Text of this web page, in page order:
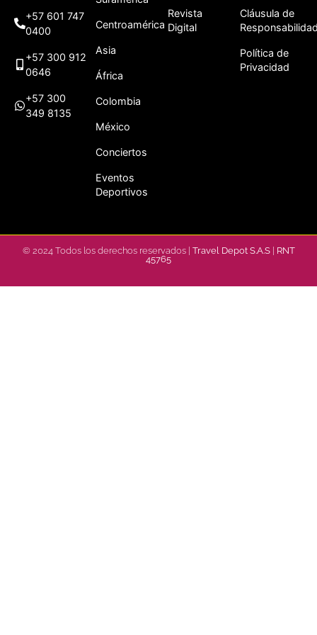
+57 601 747
0400
+57 300 912
0646
+57 300
349 8135
Centroamérica
Asia
África
Colombia
México
Conciertos
Eventos
Deportivos
Revista
Digital
Cláusula de
Política de
Privacidad
© 2024 Todos los derechos reservados | Travel Depot S.A.S| RNT
45765